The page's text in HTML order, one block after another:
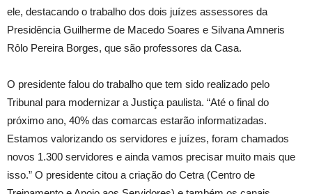
ele, destacando o trabalho dos dois juízes assessores da
Presidência Guilherme de Macedo Soares e Silvana Amneris
Rôlo Pereira Borges, que são professores da Casa.
O presidente falou do trabalho que tem sido realizado pelo
Tribunal para modernizar a Justiça paulista. “Até o final do
próximo ano, 40% das comarcas estarão informatizadas.
Estamos valorizando os servidores e juízes, foram chamados
novos 1.300 servidores e ainda vamos precisar muito mais que
isso.” O presidente citou a criação do Cetra (Centro de